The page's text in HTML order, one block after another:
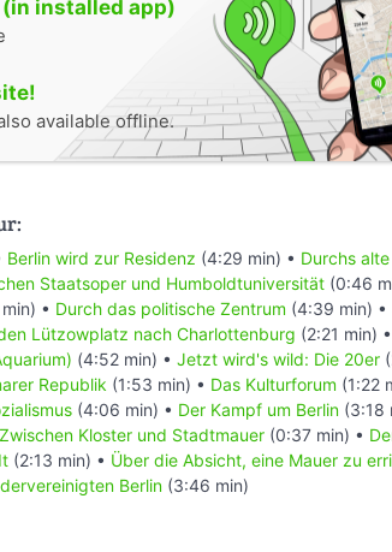
installed app)
available offline.
Berlin wird zur Residenz (4:29 min) • Durchs
Staatsoper und Humboldtuniversität (0:46
• Durch das politische Zentrum (4:39 min) •
Lützowplatz nach Charlottenburg (2:21 min) •
(4:52 min) • Jetzt wird's wild: Die 20er
Republik (1:53 min) • Das Kulturforum (1:22
(4:06 min) • Der Kampf um Berlin (3:18
Zwischen Kloster und Stadtmauer (0:37 min) •
(2:13 min) • Über die Absicht, eine Mauer zu
Berlin (3:46 min)